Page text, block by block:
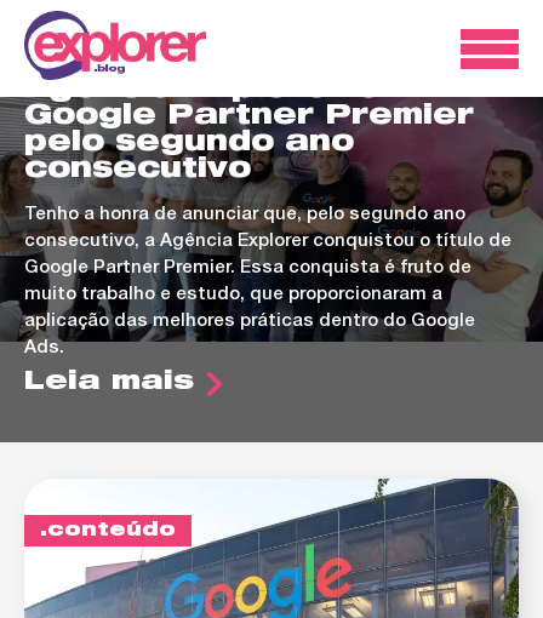
ads
Agência Explorer é
Google Partner Premier
pelo segundo ano
consecutivo
Tenho a honra de anunciar que, pelo segundo ano
consecutivo, a Agência Explorer conquistou o título de
Google Partner Premier. Essa conquista é fruto de
muito trabalho e estudo, que proporcionaram a
aplicação das melhores práticas dentro do Google
Ads.
Leia mais
conteúdo